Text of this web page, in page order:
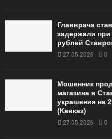
Главврача
задержали при
рублей
27.05.2026 0
Мошенник
магазина в
украшения на
(Кавказ)
27.05.2026 0